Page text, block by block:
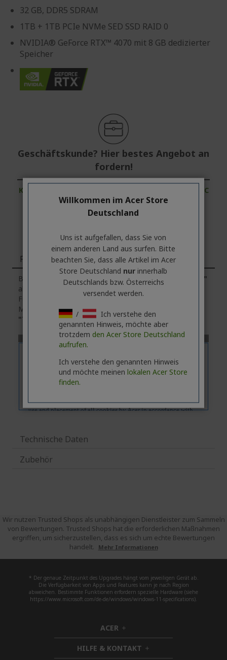
32 GB, DDR5 SDRAM
1TB + 1TB PCIe NVMe SED SSD RAID 0
NVIDIA® GeForce RTX™ 4070 mit 8 GB dedizierter
Speicher
Geschäftskunde? Hier bestes Angebot an
fordern!
KONTAKTIEREN SIE UNS
ERSTELLEN SIE EINEN AC
COUNT
Funktionen
Bitte beachten Sie, dass die Registerkarte"Funktionen"
allgemeine Informationen über die Produktserie enthält.
Für die genauen technischen Daten des ausgewählten
Modells
klickenSie bitte auf die Registerkarte
"Technische Daten".
Technische Daten
Zubehör
Wir nutzen Trusted Shops als unabhängigen Dienstleister zum Sammeln
von Bewertungen. Trusted Shops hat die erforderlichen Maßnahmen
ergriffen, um sicherzustellen, dass es sich um echte Bewertungen
handelt.
Mehr Informationen
* Der genaue Zeitpunkt des Upgrades hängt vom jeweiligen Gerät ab.
Die Verfügbarkeit von Apps und Features kann je nach Region
abweichen. Bestimmte Funktionen erfordern spezielle Hardware (siehe
https://www.microsoft.com/de-de/windows/windows-11-specifications).
ACER h
i
d
HILFE & KONTAKT h
Willkommen im Acer Store
Deutschland
Uns ist aufgefallen, dass Sie von
einem anderen Land aus surfen. Bitte
beachten Sie, dass alle Artikel im Acer
Store Deutschland nur innerhalb
Deutschlands bzw. Österreichs
versendet werden.
/
Ich verstehe den
genannten Hinweis, möchte aber
trotzdem den Acer Store Deutschland
aufrufen.
Ich verstehe den genannten Hinweis
und möchte meinen lokalen Acer Store
finden.